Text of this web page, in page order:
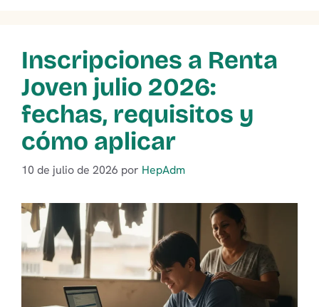
Inscripciones a Renta
Joven julio 2026:
fechas, requisitos y
cómo aplicar
10 de julio de 2026 por HepAdm